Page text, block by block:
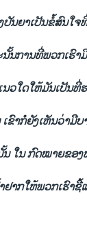
ນຍາເປັນຂໍ້ສົນໃຈ
ນັ້ນການທີ່ພວກເຮົ
ວໃດໃຫ້ມັນເປັນທີ່
ຂົາກໍຍັງເຫັນວ່າມີ
ໃນ ກົດໝາຍຂອງ
ຢາກໃຫ້ພວກເຮົາ